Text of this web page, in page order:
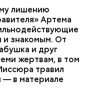
лишению
Артема
и знакомым. От
и друг
жертвам, в том
травил
— в материале